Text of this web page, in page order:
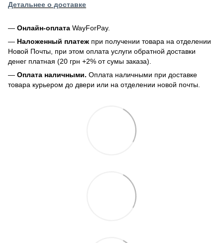
Детальнее о доставке
— Онлайн-оплата WayForPay.
— Наложенный платеж при получении товара на отделении
Новой Почты, при этом оплата услуги обратной доставки
денег платная (20 грн +2% от сумы заказа).
— Оплата наличными. Оплата наличными при доставке
товара курьером до двери или на отделении новой почты.